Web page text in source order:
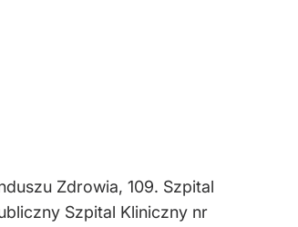
Zdrowia, 109. Szpital
Szpital Kliniczny nr